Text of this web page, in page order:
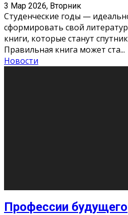
3 Мар 2026, Вторник
Студенческие годы —
сформировать свой
книги, которые станут
Правильная книга может ста...
Новости
Как бороться со